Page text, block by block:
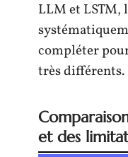
LLM et LSTM,
compléter
très différents.
et des